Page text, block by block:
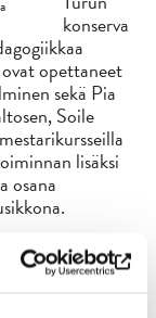
konserva
ovat opettaneet
sekä Pia
Soile
lisäksi
osana